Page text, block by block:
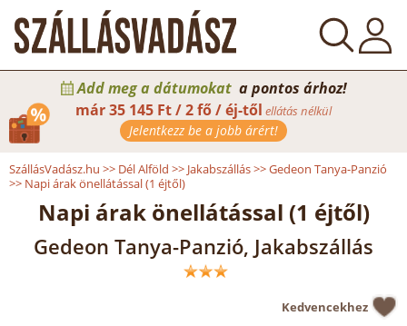
Add meg a dátumokat a pontos árhoz!
már35 145 Ft / 2 fő / éj-től ellátás nélkül
Jelentkezz be a jobb árért!
SzállásVadász.hu >> Dél Alföld >> Jakabszállás>>Gedeon Tanya-Panzió
>> Napi árak önellátással (1 éjtől)
Napi árak önellátással (1 éjtől)
Gedeon Tanya-Panzió, Jakabszállás
Kedvencekhez